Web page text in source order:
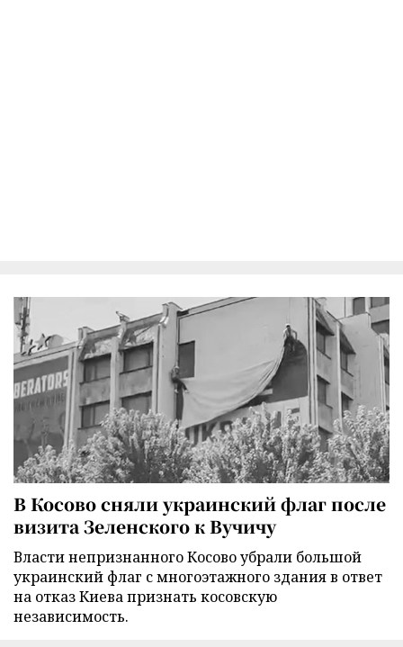
В Косово сняли украинский флаг после
визита Зеленского к Вучичу
Власти непризнанного Косово убрали большой
украинский флаг с многоэтажного здания в ответ
на отказ Киева признать косовскую
независимость.